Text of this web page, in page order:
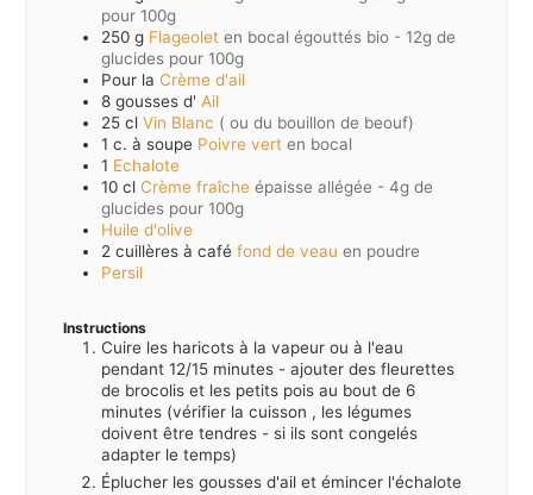
pour 100g
250 g Flageolet en bocal égouttés bio - 12g de
glucides pour 100g
Pour la Crème d'ail
8 gousses d' Ail
25 cl Vin Blanc ( ou du bouillon de beouf)
1 c. à soupe Poivre vert en bocal
1 Echalote
10 cl Crème fraîche épaisse allégée - 4g de
glucides pour 100g
Huile d'olive
2 cuillères à café fond de veau en poudre
Persil
Instructions
Cuire les haricots à la vapeur ou à l'eau
pendant 12/15 minutes - ajouter des fleurettes
de brocolis et les petits pois au bout de 6
minutes (vérifier la cuisson , les légumes
doivent être tendres - si ils sont congelés
adapter le temps)
Éplucher les gousses d'ail et émincer l'échalote